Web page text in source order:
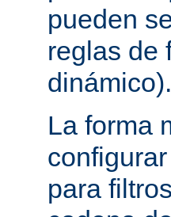
pueden
reglas de
dinámico).
La forma
para